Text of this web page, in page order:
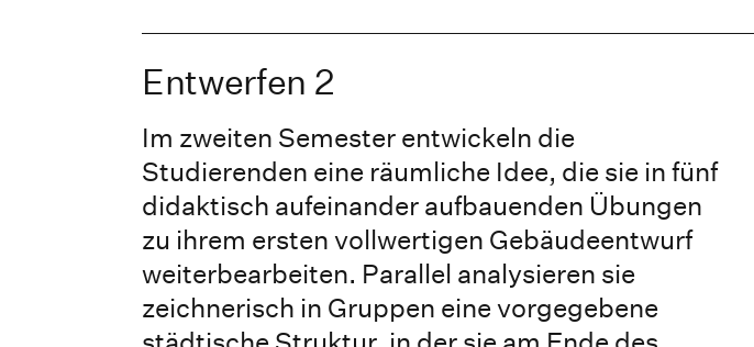
Entwerfen 2
Im zweiten Semester entwickeln die
Studierenden eine räumliche Idee, die sie in fünf
didaktisch aufeinander aufbauenden Übungen
zu ihrem ersten vollwertigen Gebäudeentwurf
weiterbearbeiten. Parallel analysieren sie
zeichnerisch in Gruppen eine vorgegebene